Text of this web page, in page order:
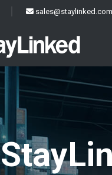
sales@staylinked.com